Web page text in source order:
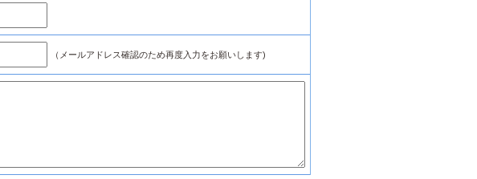
（メールアドレス確認のため再度入力をお願いします)